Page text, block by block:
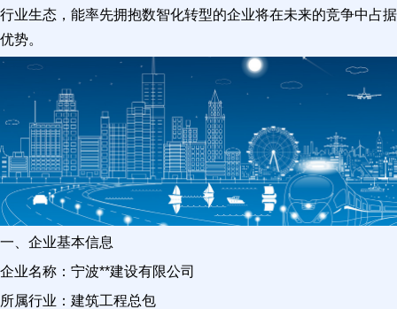
行业生态，能率先拥抱数智化转型的企业将在未来的竞争中占据
优势。
一、企业基本信息
企业名称：宁波**建设有限公司
所属行业：建筑工程总包